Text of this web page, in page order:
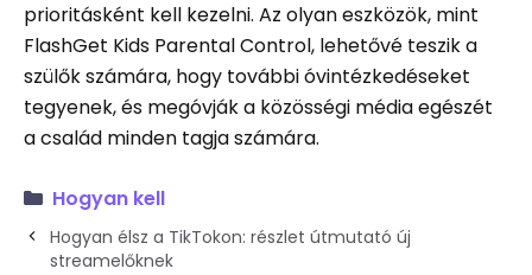
prioritásként kell kezelni. Az olyan eszközök, mint
FlashGet Kids Parental Control, lehetővé teszik a
szülők számára, hogy további óvintézkedéseket
tegyenek, és megóvják a közösségi média egészét
a család minden tagja számára.
Hogyan kell
Hogyan élsz a TikTokon: részlet útmutató új
streamelőknek